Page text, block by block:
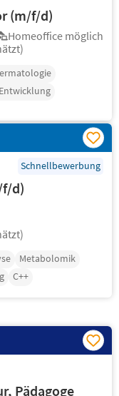
(m/f/d)
Homeoffice möglich
Schnellbewerbung
f/d)
Metabolomik
C++
Pädagoge